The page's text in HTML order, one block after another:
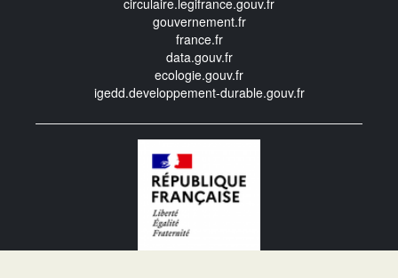
gouvernement.fr
france.fr
data.gouv.fr
ecologie.gouv.fr
igedd.developpement-durable.gouv.fr